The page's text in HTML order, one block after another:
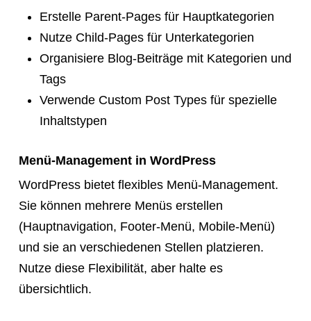
Erstelle Parent-Pages für Hauptkategorien
Nutze Child-Pages für Unterkategorien
Organisiere Blog-Beiträge mit Kategorien und
Tags
Verwende Custom Post Types für spezielle
Inhaltstypen
Menü-Management in WordPress
WordPress bietet flexibles Menü-Management.
Sie können mehrere Menüs erstellen
(Hauptnavigation, Footer-Menü, Mobile-Menü)
und sie an verschiedenen Stellen platzieren.
Nutze diese Flexibilität, aber halte es
übersichtlich.